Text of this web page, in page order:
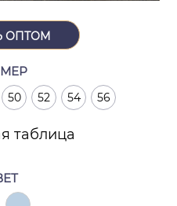
ОПТОМ
50 52 54 56
таблица